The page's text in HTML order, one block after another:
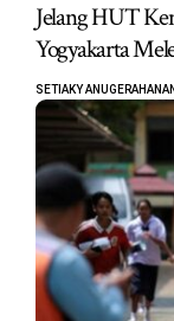
Jelang HUT
Yogyakarta
SETIAKY